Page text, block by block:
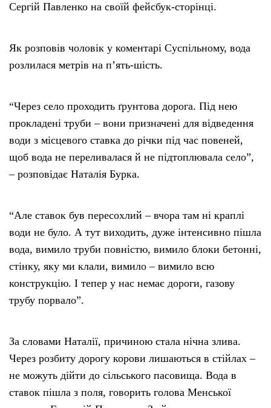
Сергій Павленко на своїй фейсбук-сторінці.
Як розповів чоловік у коментарі Суспільному, вода
розлилася метрів на п’ять-шість.
“Через село проходить ґрунтова дорога. Під нею
прокладені труби – вони призначені для відведення
води з місцевого ставка до річки під час повеней,
щоб вода не переливалася й не підтоплювала село”,
– розповідає Наталія Бурка.
“Але ставок був пересохлий – вчора там ні краплі
води не було. А тут виходить, дуже інтенсивно пішла
вода, вимило труби повністю, вимило блоки бетонні,
стінку, яку ми клали, вимило – вимило всю
конструкцію. І тепер у нас немає дороги, газову
трубу порвало”.
За словами Наталії, причиною стала нічна злива.
Через розбиту дорогу корови лишаються в стійлах –
не можуть дійти до сільського пасовища. Вода в
ставок пішла з поля, говорить голова Менської